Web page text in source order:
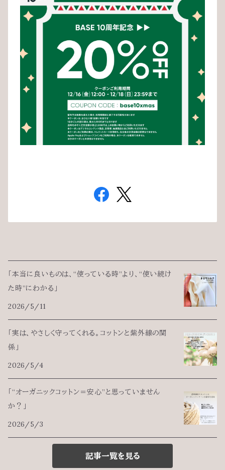
「本当に良いものは、“使っている時”より、“使い続け
た時”にわかる」
2026/5/11
「実は、やさしく守ってくれる。コットンと紫外線の関
係」
2026/5/4
「“オーガニックコットン＝安心”と思っていません
か？」
2026/5/3
記事一覧を見る